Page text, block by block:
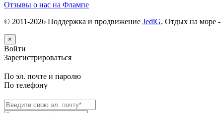
Отзывы о нас на Флампе
© 2011-2026 Поддержка и продвижение JediG. Отдых на море -
×
Войти
Зарегистрироваться
По эл. почте и паролю
По телефону